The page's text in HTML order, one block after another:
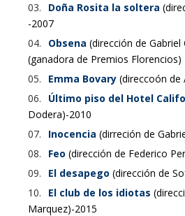
Doña Rosita la soltera
-2007
Obsena (dirección de Gabriel
(ganadora de Premios Florencios)
Emma Bovary(direccoón de
Último piso del Hotel
Dodera)-2010
Inocencia (dirreción de
Feo (dirección de Federico
El desapego (dirección de
El club de los idiotas
Marquez)-2015